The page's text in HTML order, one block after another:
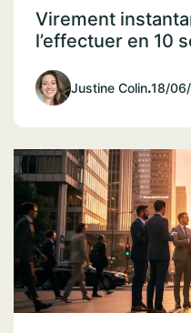
Virement
l’effectuer en 10
Justine Colin.18/